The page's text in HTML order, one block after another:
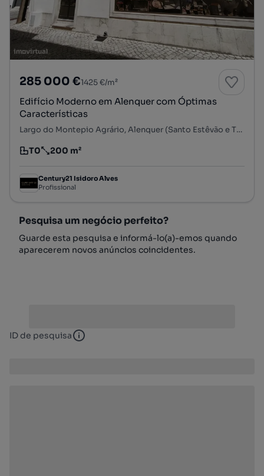
285 000 €1425 €/m²
Edifício Moderno em Alenquer com Óptimas
Características
Largo do Montepio Agrário, Alenquer (Santo Estêvão e Triana), Alenquer, Lisboa
Tipologia
T0
Preço por metro quadrado
200 m²
Century21 Isidoro Alves
Profissional
Pesquisa um negócio perfeito?
Guarde esta pesquisa e informá-lo(a)-emos quando
aparecerem novos anúncios coincidentes.
ID de pesquisa ID de pesquisa